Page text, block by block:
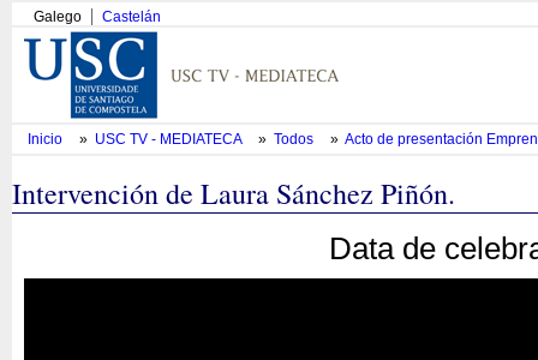
Galego Castelán
Inicio » USC TV - MEDIATECA » Todos » Acto de presentación
Intervención de Laura Sánchez Piñón.
Data de